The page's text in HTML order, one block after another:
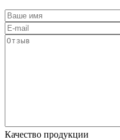
Качество продукции